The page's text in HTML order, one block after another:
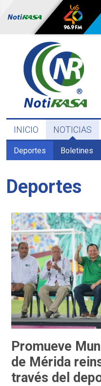
INICIO NOTICIAS
Deportes Boletines
Deportes
Promueve
de Mérida
través del